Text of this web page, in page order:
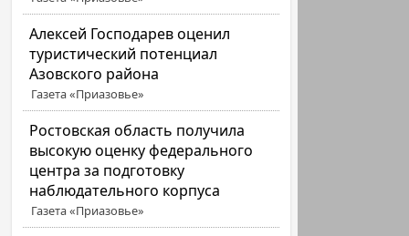
Алексей Господарев оценил
туристический потенциал
Азовского района
Газета «Приазовье»
Ростовская область получила
высокую оценку федерального
центра за подготовку
наблюдательного корпуса
Газета «Приазовье»